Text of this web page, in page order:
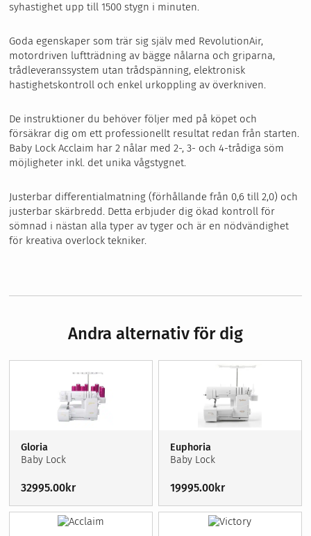
syhastighet upp till 1500 stygn i minuten.
Goda egenskaper som trär sig själv med RevolutionAir,
motordriven luftträdning av bägge nålarna och griparna,
trådleveranssystem utan trådspänning, elektronisk
hastighetskontroll och enkel urkoppling av överkniven.
De instruktioner du behöver följer med på köpet och
försäkrar dig om ett professionellt resultat redan från starten.
Baby Lock Acclaim har 2 nålar med 2-, 3- och 4-trådiga söm
möjligheter inkl. det unika vågstygnet.
Justerbar differentialmatning (förhållande från 0,6 till 2,0) och
justerbar skärbredd. Detta erbjuder dig ökad kontroll för
sömnad i nästan alla typer av tyger och är en nödvändighet
för kreativa overlock tekniker.
Andra alternativ för dig
Gloria
Baby Lock
32995.00kr
Euphoria
Baby Lock
19995.00kr